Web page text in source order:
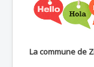
La commune de